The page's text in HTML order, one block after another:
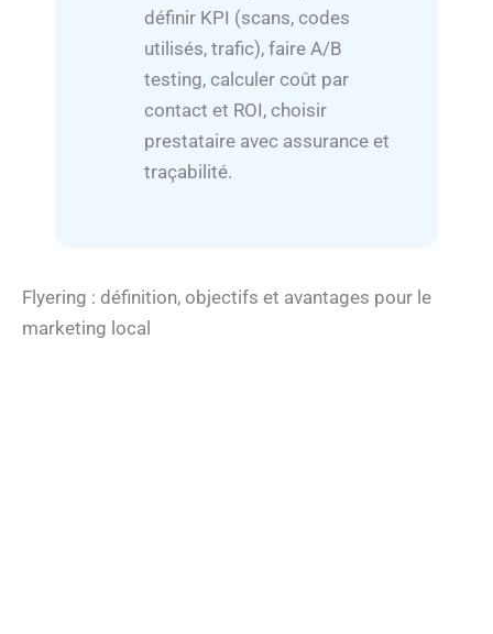
définir KPI (scans, codes
utilisés, trafic), faire A/B
testing, calculer coût par
contact et ROI, choisir
prestataire avec assurance et
traçabilité.
Flyering : définition, objectifs et avantages pour le
marketing local